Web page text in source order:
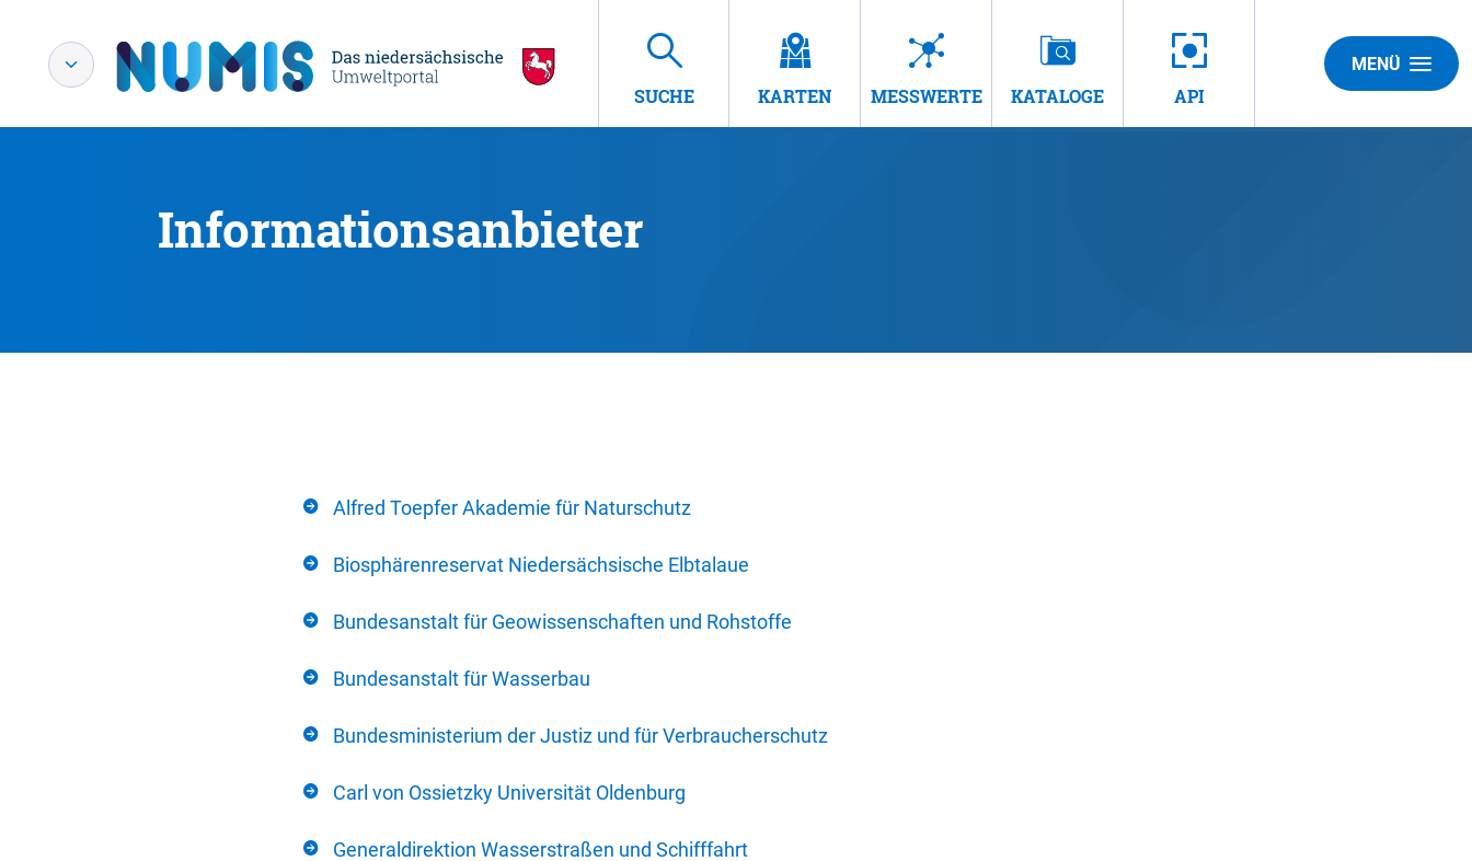
SUCHE KARTEN MESSWERTE KATALOGE API
MENÜ
Informationsanbieter
Alfred Toepfer Akademie für Naturschutz
Biosphärenreservat Niedersächsische Elbtalaue
Bundesanstalt für Geowissenschaften und Rohstoffe
Bundesanstalt für Wasserbau
Bundesministerium der Justiz und für Verbraucherschutz
Carl von Ossietzky Universität Oldenburg
Generaldirektion Wasserstraßen und Schifffahrt